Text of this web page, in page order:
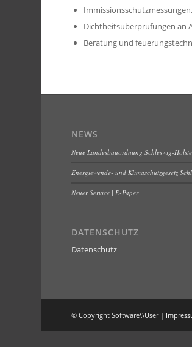
Immissionsschutzmessungen,
Dichtheitsüberprüfungen an
Beratung und
NEWS
Neue Landesbauordnung Schleswig-
Energiewende- und Klimaschutzgesetz
Neuer Service | E-Paper
DATENSCHUTZ
Datenschutz
© Copyright Software\\User |